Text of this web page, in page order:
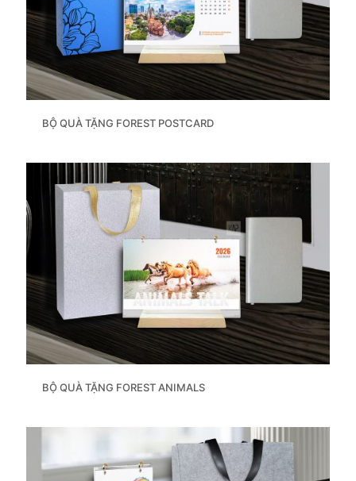
BỘ QUÀ TẶNG FOREST POSTCARD
BỘ QUÀ TẶNG FOREST ANIMALS